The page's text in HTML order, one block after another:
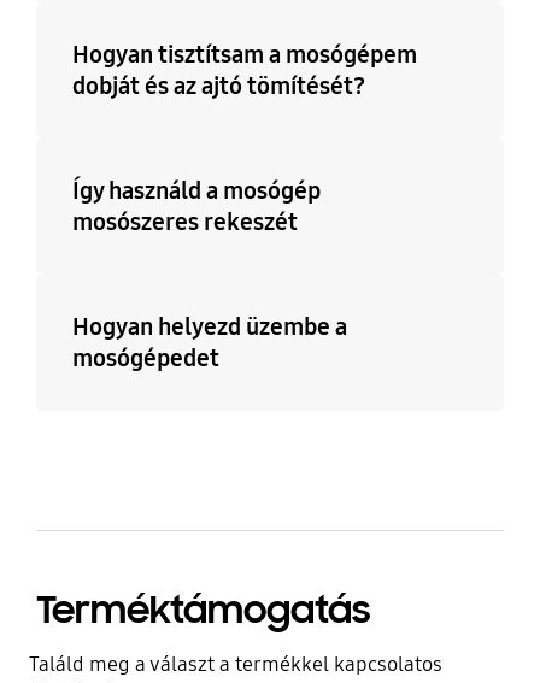
Hogyan tisztítsam a mosógépem
dobját és az ajtó tömítését?
Így használd a mosógép
mosószeres rekeszét
Hogyan helyezd üzembe a
mosógépedet
Terméktámogatás
Találd meg a választ a termékkel kapcsolatos